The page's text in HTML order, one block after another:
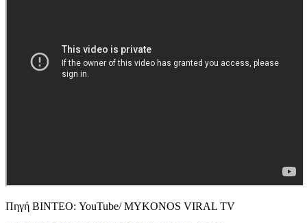
Πηγή ΒΙΝΤΕΟ: YouTube/ MYKONOS VIRAL TV